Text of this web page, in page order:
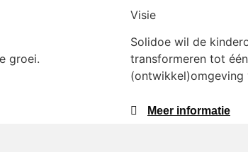
groei.
Visie
Solidoe wil de
transformeren tot
(ontwikkel)omgeving
Meer informatie